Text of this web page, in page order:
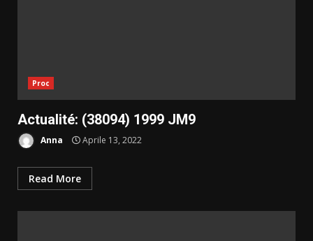
Proc
Actualité: (38094) 1999 JM9
Anna Aprile 13, 2022
Read More